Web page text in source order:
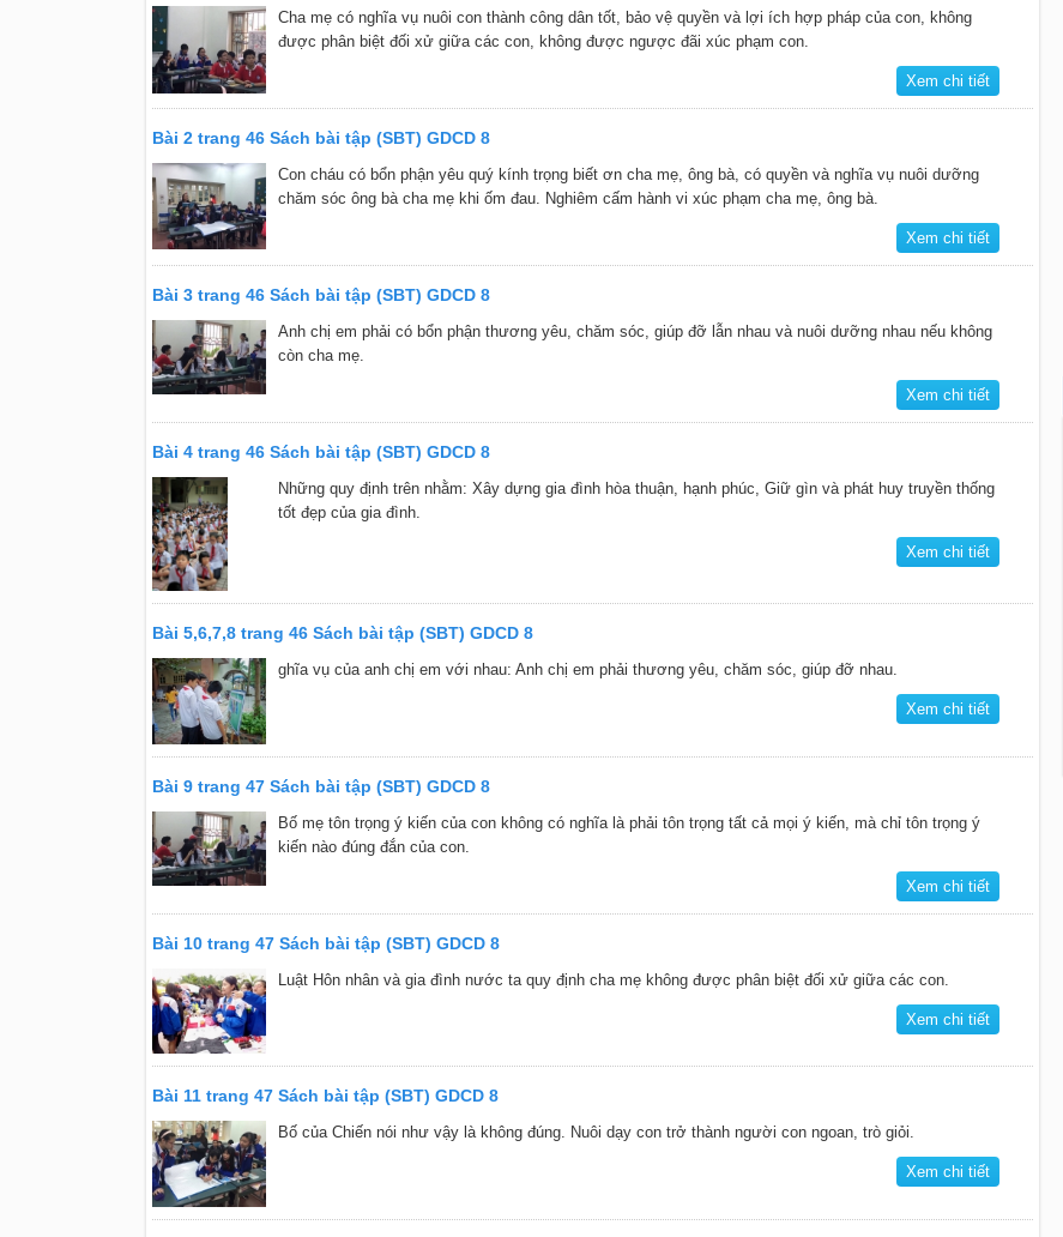
Cha mẹ có nghĩa vụ nuôi con thành công dân tốt, bảo vệ quyền và lợi ích hợp pháp của con, không
được phân biệt đối xử giữa các con, không được ngược đãi xúc phạm con.
Xem chi tiết
Bài 2 trang 46 Sách bài tập (SBT) GDCD 8
Con cháu có bổn phận yêu quý kính trọng biết ơn cha mẹ, ông bà, có quyền và nghĩa vụ nuôi dưỡng
chăm sóc ông bà cha mẹ khi ốm đau. Nghiêm cấm hành vi xúc phạm cha mẹ, ông bà.
Xem chi tiết
Bài 3 trang 46 Sách bài tập (SBT) GDCD 8
Anh chị em phải có bổn phận thương yêu, chăm sóc, giúp đỡ lẫn nhau và nuôi dưỡng nhau nếu không
còn cha mẹ.
Xem chi tiết
Bài 4 trang 46 Sách bài tập (SBT) GDCD 8
Những quy định trên nhằm: Xây dựng gia đình hòa thuận, hạnh phúc, Giữ gìn và phát huy truyền thống
tốt đẹp của gia đình.
Xem chi tiết
Bài 5,6,7,8 trang 46 Sách bài tập (SBT) GDCD 8
ghĩa vụ của anh chị em với nhau: Anh chị em phải thương yêu, chăm sóc, giúp đỡ nhau.
Xem chi tiết
Bài 9 trang 47 Sách bài tập (SBT) GDCD 8
Bố mẹ tôn trọng ý kiến của con không có nghĩa là phải tôn trọng tất cả mọi ý kiến, mà chỉ tôn trọng ý
kiến nào đúng đắn của con.
Xem chi tiết
Bài 10 trang 47 Sách bài tập (SBT) GDCD 8
Luật Hôn nhân và gia đình nước ta quy định cha mẹ không được phân biệt đối xử giữa các con.
Xem chi tiết
Bài 11 trang 47 Sách bài tập (SBT) GDCD 8
Bố của Chiến nói như vậy là không đúng. Nuôi dạy con trở thành người con ngoan, trò giỏi.
Xem chi tiết